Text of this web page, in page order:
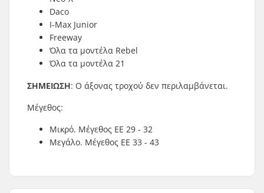
Daco
I-Max Junior
Freeway
Όλα τα μοντέλα Rebel
Όλα τα μοντέλα 21
ΣΗΜΕΙΩΣΗ: Ο άξονας τροχού δεν περιλαμβάνεται.
Μέγεθος:
Μικρό. Μέγεθος ΕΕ 29 - 32
Μεγάλο. Μέγεθος ΕΕ 33 - 43